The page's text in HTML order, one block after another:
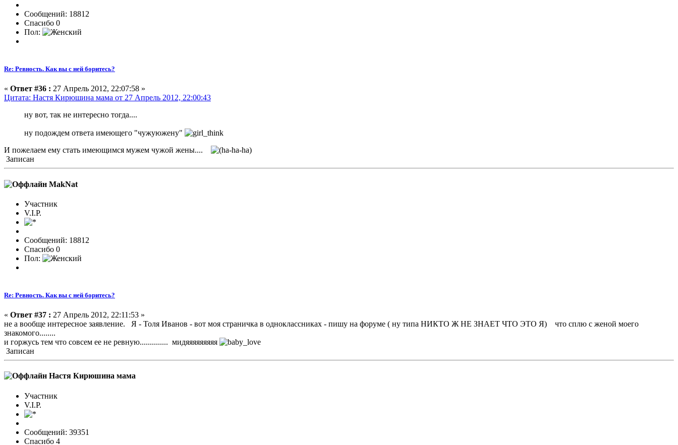
Сообщений: 18812
Спасибо 0
Пол:
Re: Ревность. Как вы с ней боритесь?
« Ответ #36 : 27 Апрель 2012, 22:07:58 »
Цитата: Настя Кирюшина мама от 27 Апрель 2012, 22:00:43
ну вот, так не интересно тогда....
ну подождем ответа имеющего "чужуюжену"
И пожелаем ему стать имеющимся мужем чужой жены....
Записан
MakNat
Участник
V.I.P.
Сообщений: 18812
Спасибо 0
Пол:
Re: Ревность. Как вы с ней боритесь?
« Ответ #37 : 27 Апрель 2012, 22:11:53 »
не а вообще интересное заявление. Я - Толя Иванов - вот моя страничка в одноклассниках - пишу на форуме ( ну типа НИКТО Ж НЕ ЗНАЕТ ЧТО ЭТО Я) что сплю с женой моего
знакомого........
и горжусь тем что совсем ее не ревную.............. мидяяяяяяяяя
Записан
Настя Кирюшина мама
Участник
V.I.P.
Сообщений: 39351
Спасибо 4